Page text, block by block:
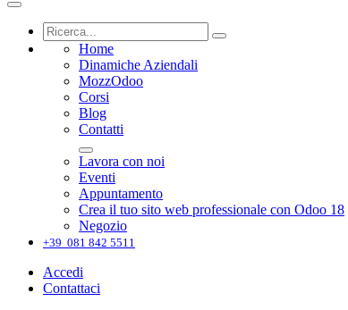
Home
Dinamiche Aziendali
MozzOdoo
Corsi
Blog
Contatti
Lavora con noi
Eventi
Appuntamento
Crea il tuo sito web professionale con Odoo 18
Negozio
+39 081 842 5511
Accedi
Contattaci